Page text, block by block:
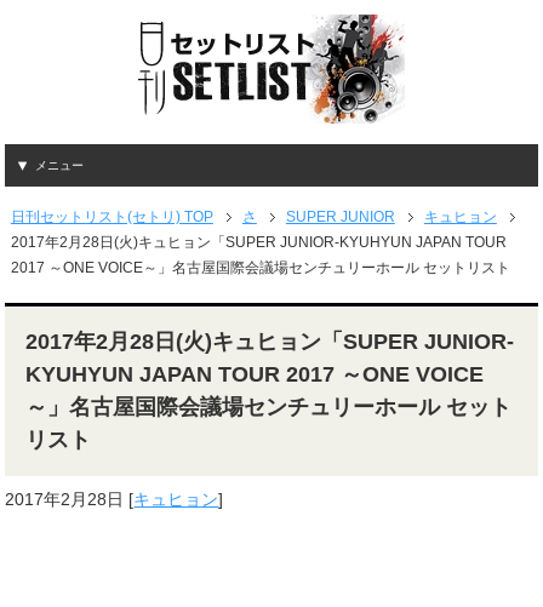
メニュー
日刊セットリスト(セトリ) TOP さ SUPER JUNIOR
キュヒョン
2017年2月28日(火)キュヒョン「SUPER JUNIOR-KYUHYUN JAPAN TOUR
2017 ～ONE VOICE～」名古屋国際会議場センチュリーホール セットリスト
2017年2月28日(火)キュヒョン「SUPER JUNIOR-
KYUHYUN JAPAN TOUR 2017 ～ONE VOICE
～」名古屋国際会議場センチュリーホール セット
リスト
2017年2月28日 [キュヒョン]